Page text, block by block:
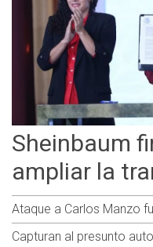
Sheinbaum
ampliar la
Ataque a Carlos Manzo
Capturan al presunto